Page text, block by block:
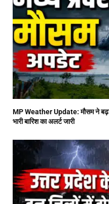
MP Weather Update: मौसम ने
भारी बारिश का अलर्ट जारी